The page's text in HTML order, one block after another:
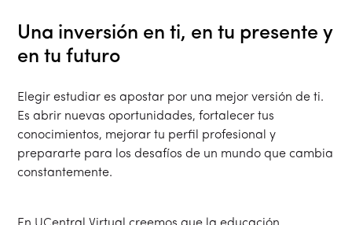
Una inversión en ti, en tu presente y
en tu futuro
Elegir estudiar es apostar por una mejor versión de ti.
Es abrir nuevas oportunidades, fortalecer tus
conocimientos, mejorar tu perfil profesional y
prepararte para los desafíos de un mundo que cambia
constantemente.